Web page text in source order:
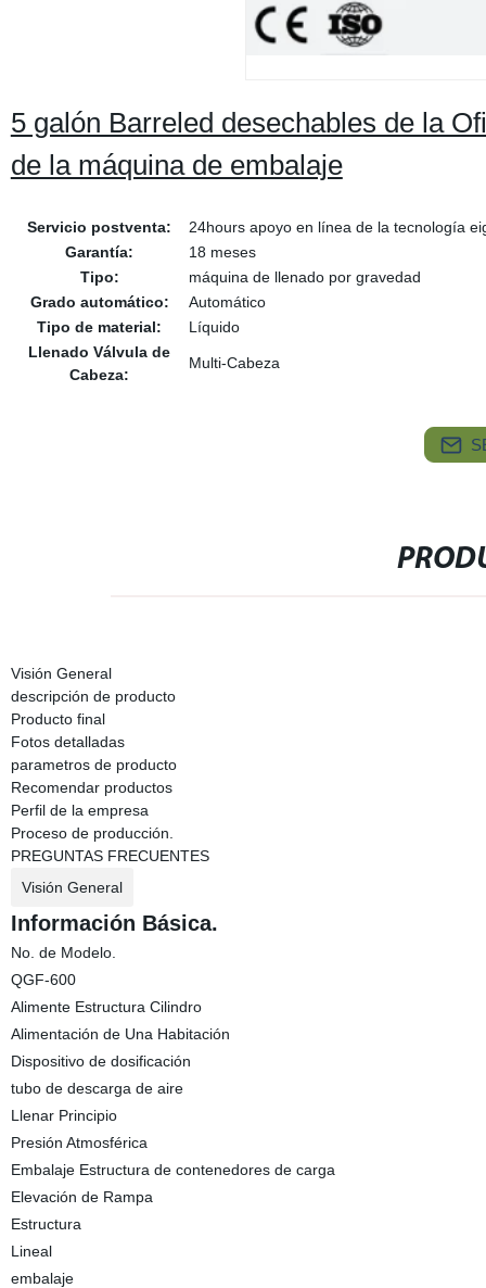
5 galón Barreled desechables de la
de la máquina de embalaje
Servicio postventa:
24hours apoyo en línea de la tecnología
Garantía:
18 meses
Tipo:
máquina de llenado por gravedad
Grado automático:
Automático
Tipo de material:
Líquido
Llenado Válvula de
Cabeza:
Multi-Cabeza
Visión General
descripción de producto
Producto final
Fotos detalladas
parametros de producto
Recomendar productos
Perfil de la empresa
Proceso de producción.
PREGUNTAS FRECUENTES
Visión General
Información Básica.
No. de Modelo.
QGF-600
Alimente Estructura Cilindro
Alimentación de Una Habitación
Dispositivo de dosificación
tubo de descarga de aire
Llenar Principio
Presión Atmosférica
Embalaje Estructura de contenedores de carga
Elevación de Rampa
Estructura
Lineal
embalaje